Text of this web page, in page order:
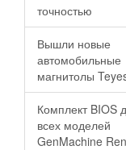
точностью
Вышли новые
автомобильные
магнитолы
Комплект BIOS
всех моделей
GenMachine